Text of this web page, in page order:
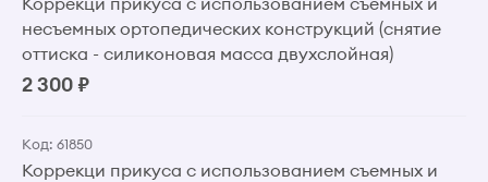
несъемных ортопедических конструкций (снятие
оттиска - силиконовая масса двухслойная)
2 300 ₽
Код: 61850
Коррекци прикуса с использованием съемных и